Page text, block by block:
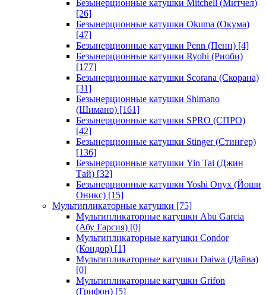
Безынерционные катушки Mitchell (Митчел)
[26]
Безынерционные катушки Okuma (Окума)
[47]
Безынерционные катушки Penn (Пенн) [4]
Безынерционные катушки Ryobi (Риоби)
[177]
Безынерционные катушки Scorana (Скорана)
[31]
Безынерционные катушки Shimano
(Шимано) [161]
Безынерционные катушки SPRO (СПРО)
[42]
Безынерционные катушки Stinger (Стингер)
[136]
Безынерционные катушки Yin Tai (Джин
Тай) [32]
Безынерционные катушки Yoshi Onyx (Йоши
Оникс) [15]
Мультипликаторные катушки [75]
Мультипликаторные катушки Abu Garcia
(Абу Гарсия) [0]
Мультипликаторные катушки Condor
(Кондор) [1]
Мультипликаторные катушки Daiwa (Дайва)
[0]
Мультипликаторные катушки Grifon
(Грифон) [5]